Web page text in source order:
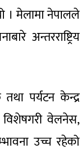
। मेलामा नेपालले
अन्तरराष्ट्रिय
पर्यटन केन्द्र
विशेषगरी वेलनेस,
उच्च रहेको